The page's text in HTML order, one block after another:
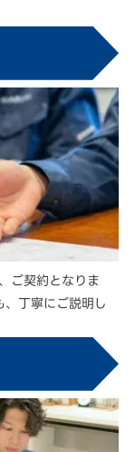
ご契約となりま
、丁寧にご説明し